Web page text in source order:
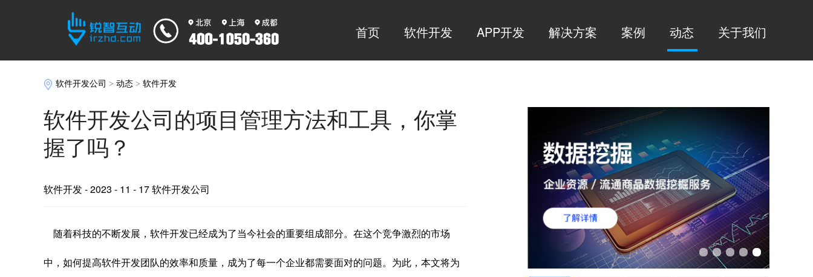
首页 软件开发 APP开发 解决方案 案例 动态 关于我们
软件开发公司 >动态 >软件开发
软件开发公司的项目管理方法和工具，你掌
握了吗？
软件开发- 2023 - 11 - 17 软件开发公司
随着科技的不断发展，软件开发已经成为了当今社会的重要组成部分。在这个竞争激烈的市场
中，如何提高软件开发团队的效率和质量，成为了每一个企业都需要面对的问题。为此，本文将为